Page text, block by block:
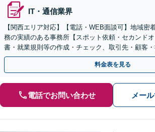
IT・通信業界
【関西エリア対応】【電話・WEB面談可】地域密
務の実績のある事務所【スポット依頼・セカンド
書・就業規則等の作成・チェック、取引先・顧客
お気軽にご相談ください【事前予約で休日・夜間
料金表を見る
電話でお問い合わせ メー